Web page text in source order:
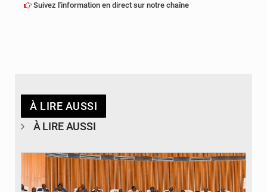
Suivez l'information en direct sur notre chaîne
À LIRE AUSSI
À LIRE AUSSI